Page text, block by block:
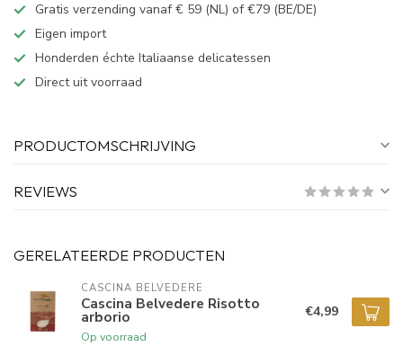
Gratis verzending vanaf € 59 (NL) of €79 (BE/DE)
Eigen import
Honderden échte Italiaanse delicatessen
Direct uit voorraad
PRODUCTOMSCHRIJVING
REVIEWS
GERELATEERDE PRODUCTEN
CASCINA BELVEDERE
Cascina Belvedere Risotto
arborio
Op voorraad
€4,99